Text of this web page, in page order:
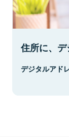
住所に、デ
デジタルアド